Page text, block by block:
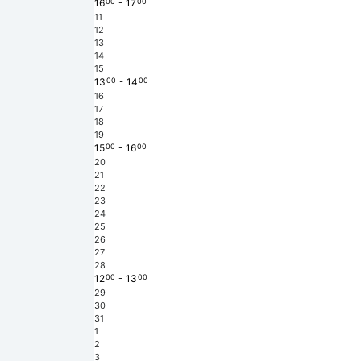
16 - 17
11
12
13
14
15
1300 - 1400
16
17
18
19
1500 - 1600
20
21
22
23
24
25
26
27
28
1200 - 1300
29
30
31
1
2
3